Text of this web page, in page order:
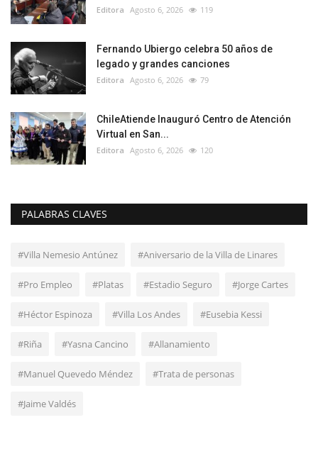
Editora Agosto 6, 2026 119
Fernando Ubiergo celebra 50 años de
legado y grandes canciones
Editora Agosto 6, 2026 79
ChileAtiende Inauguró Centro de Atención
Virtual en San...
Editora Agosto 6, 2026 120
PALABRAS CLAVES
#Villa Nemesio Antúnez #Aniversario de la Villa de Linares
#Pro Empleo #Platas #Estadio Seguro #Jorge Cartes
#Héctor Espinoza #Villa Los Andes #Eusebia Kessi
#Riña #Yasna Cancino #Allanamiento
#Manuel Quevedo Méndez #Trata de personas
#Jaime Valdés